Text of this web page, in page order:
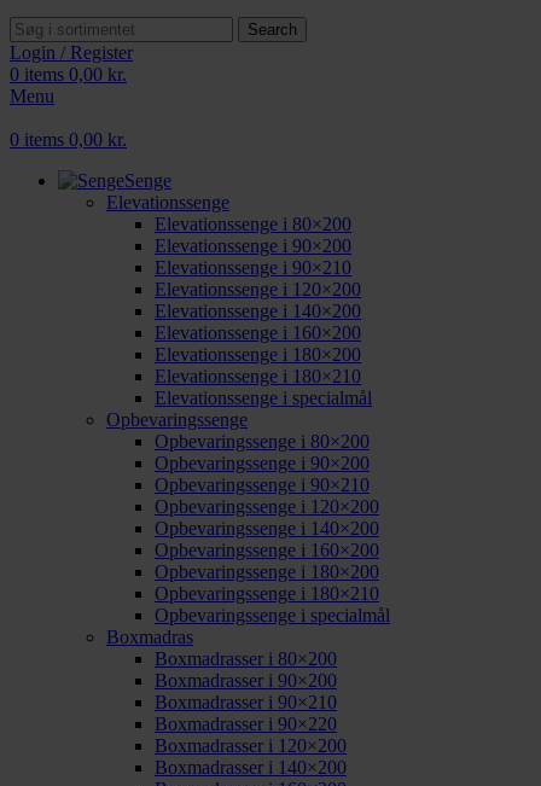
Search
Login / Register
0 items 0,00 kr.
Menu
0 items 0,00 kr.
Senge
Elevationssenge
Elevationssenge i 80×200
Elevationssenge i 90×200
Elevationssenge i 90×210
Elevationssenge i 120×200
Elevationssenge i 140×200
Elevationssenge i 160×200
Elevationssenge i 180×200
Elevationssenge i 180×210
Elevationssenge i specialmål
Opbevaringssenge
Opbevaringssenge i 80×200
Opbevaringssenge i 90×200
Opbevaringssenge i 90×210
Opbevaringssenge i 120×200
Opbevaringssenge i 140×200
Opbevaringssenge i 160×200
Opbevaringssenge i 180×200
Opbevaringssenge i 180×210
Opbevaringssenge i specialmål
Boxmadras
Boxmadrasser i 80×200
Boxmadrasser i 90×200
Boxmadrasser i 90×210
Boxmadrasser i 90×220
Boxmadrasser i 120×200
Boxmadrasser i 140×200